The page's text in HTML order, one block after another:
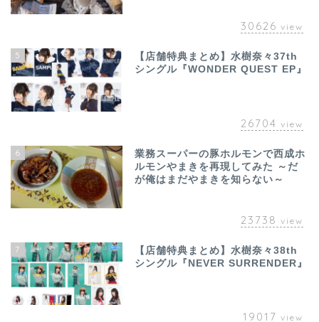
30626 view
5
【店舗特典まとめ】水樹奈々37th
シングル『WONDER QUEST EP』
26704 view
6
業務スーパーの豚ホルモンで西成ホ
ルモンやまきを再現してみた ～だ
が俺はまだやまきを知らない～
23738 view
7
【店舗特典まとめ】水樹奈々38th
シングル『NEVER SURRENDER』
19017 view